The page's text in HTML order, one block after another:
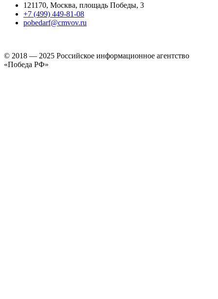
121170, Москва, площадь Победы, 3
+7 (499) 449-81-08
pobedarf@cmvov.ru
© 2018 — 2025 Российское информационное агентство
«Победа РФ»